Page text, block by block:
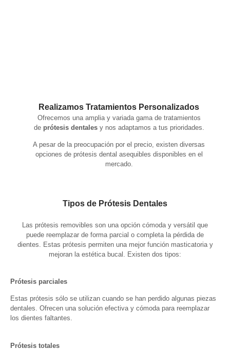
Realizamos Tratamientos Personalizados
Ofrecemos una amplia y variada gama de tratamientos
de prótesis dentalesy nos adaptamos a tus prioridades.
A pesar de la preocupación por el precio, existen diversas
opciones de prótesis dental asequibles disponibles en el
mercado.
Tipos de Prótesis Dentales
Las prótesis removibles son una opción cómoda y versátil que
puede reemplazar de forma parcial o completa la pérdida de
dientes. Estas prótesis permiten una mejor función masticatoria y
mejoran la estética bucal. Existen dos tipos:
Prótesis parciales
Estas prótesis sólo se utilizan cuando se han perdido algunas piezas
dentales. Ofrecen una solución efectiva y cómoda para reemplazar
los dientes faltantes.
Prótesis totales